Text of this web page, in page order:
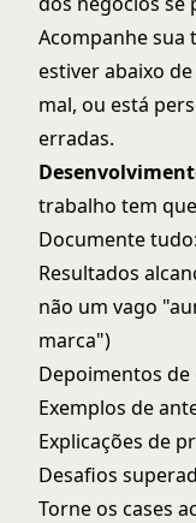
Acompanhe sua
estiver abaixo
mal, ou está
erradas.
trabalho tem
Documente tudo:
Resultados
não um vago
marca")
Depoimentos de
Exemplos de
Explicações de
Desafios
Torne os cases